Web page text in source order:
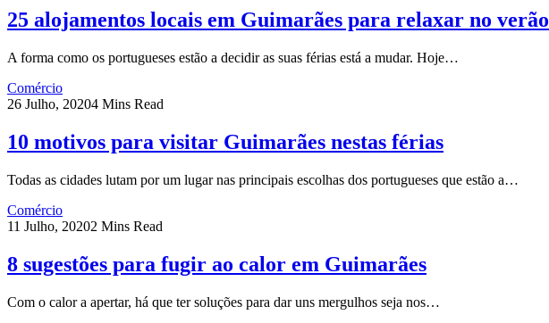
25 alojamentos locais em Guimarães para relaxar no verão
A forma como os portugueses estão a decidir as suas férias está a mudar. Hoje…
Comércio
26 Julho, 20204 Mins Read
10 motivos para visitar Guimarães nestas férias
Todas as cidades lutam por um lugar nas principais escolhas dos portugueses que estão a…
Comércio
11 Julho, 20202 Mins Read
8 sugestões para fugir ao calor em Guimarães
Com o calor a apertar, há que ter soluções para dar uns mergulhos seja nos…